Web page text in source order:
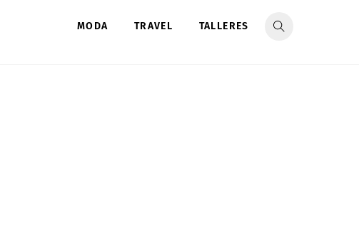
MODA TRAVEL TALLERES